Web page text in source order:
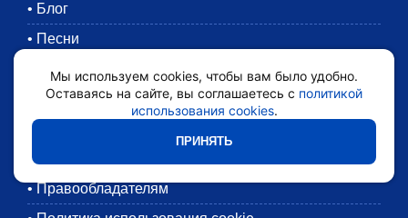
• Блог
• Песни
Раскраски
Картинки
•
•
• Правообладателям
Мы используем cookies, чтобы вам было удобно.
Оставаясь на сайте, вы соглашаетесь с политикой
использования cookies.
ПРИНЯТЬ